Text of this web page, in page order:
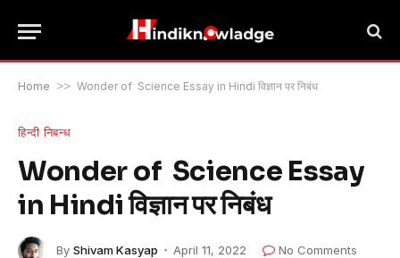
Home >> Wonder of Science Essay in Hindi विज्ञान पर निबंध
हिन्दी निबन्ध
Wonder of Science Essay
in Hindi विज्ञान पर निबंध
By Shivam Kasyap April 11, 2022
No Comments